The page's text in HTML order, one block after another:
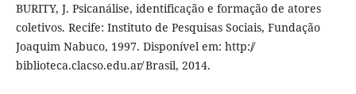
BURITY, J. Psicanálise, identificação e formação de atores
coletivos. Recife: Instituto de Pesquisas Sociais, Fundação
Joaquim Nabuco, 1997. Disponível em: http:/̸
biblioteca.clacso.edu.ar̸ Brasil, 2014.